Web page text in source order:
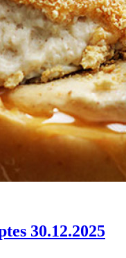
30.12.2025